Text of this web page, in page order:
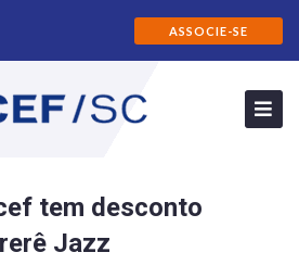
ASSOCIE-SE
tem desconto
Jazz